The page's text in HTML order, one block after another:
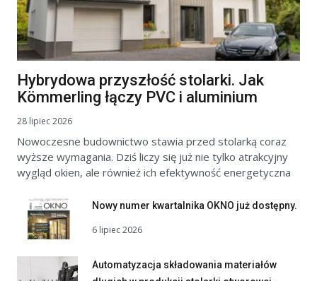
Hybrydowa przyszłość stolarki. Jak
Kömmerling łączy PVC i aluminium
28 lipiec 2026
Nowoczesne budownictwo stawia przed stolarką coraz
wyższe wymagania. Dziś liczy się już nie tylko atrakcyjny
wygląd okien, ale również ich efektywność energetyczna
Nowy numer kwartalnika OKNO już dostępny.
6 lipiec 2026
Automatyzacja składowania materiałów